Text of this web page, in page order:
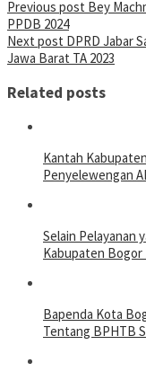
Previous post Bey
PPDB 2024
Next post DPRD Jabar
Jawa Barat TA 2023
Related posts
Kantah
Penyelewengan
Selain Pelayanan
Kabupaten Bogor
Bapenda Kota
Tentang BPHTB